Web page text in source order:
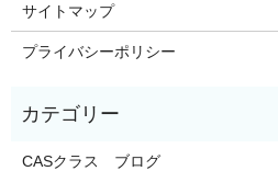
サイトマップ
プライバシーポリシー
CASクラス ブログ